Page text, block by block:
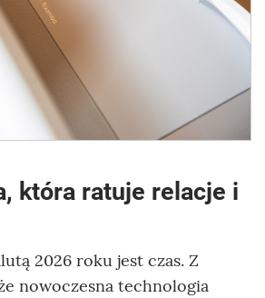
która ratuje relacje i
2026 roku jest czas. Z
nowoczesna technologia